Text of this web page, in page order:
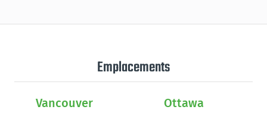
Emplacements
Vancouver
Ottawa